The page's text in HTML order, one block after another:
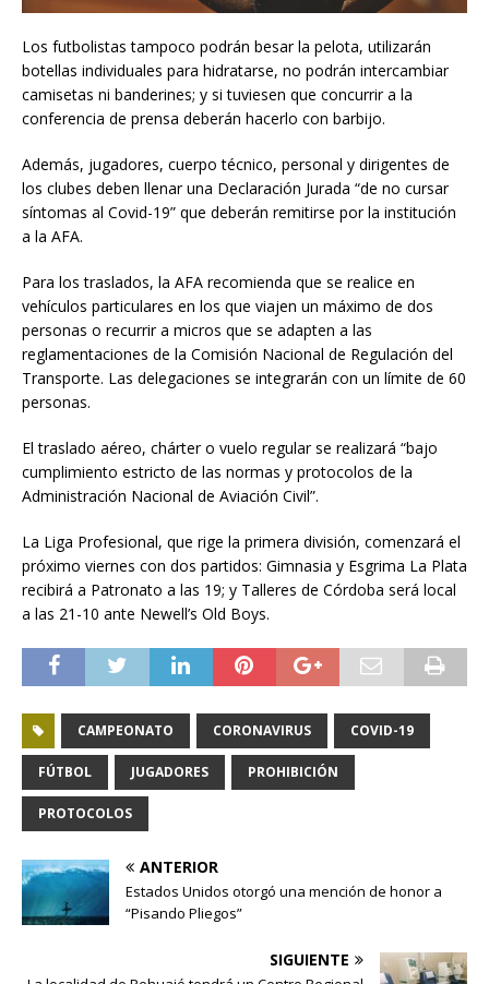
Los futbolistas tampoco podrán besar la pelota, utilizarán
botellas individuales para hidratarse, no podrán intercambiar
camisetas ni banderines; y si tuviesen que concurrir a la
conferencia de prensa deberán hacerlo con barbijo.
Además, jugadores, cuerpo técnico, personal y dirigentes de
los clubes deben llenar una Declaración Jurada “de no cursar
síntomas al Covid-19” que deberán remitirse por la institución
a la AFA.
Para los traslados, la AFA recomienda que se realice en
vehículos particulares en los que viajen un máximo de dos
personas o recurrir a micros que se adapten a las
reglamentaciones de la Comisión Nacional de Regulación del
Transporte. Las delegaciones se integrarán con un límite de 60
personas.
El traslado aéreo, chárter o vuelo regular se realizará “bajo
cumplimiento estricto de las normas y protocolos de la
Administración Nacional de Aviación Civil”.
La Liga Profesional, que rige la primera división, comenzará el
próximo viernes con dos partidos: Gimnasia y Esgrima La Plata
recibirá a Patronato a las 19; y Talleres de Córdoba será local
a las 21-10 ante Newell’s Old Boys.
CAMPEONATO CORONAVIRUS COVID-19
FÚTBOL JUGADORES PROHIBICIÓN
PROTOCOLOS
ANTERIOR
Estados Unidos otorgó una mención de honor a
“Pisando Pliegos”
SIGUIENTE